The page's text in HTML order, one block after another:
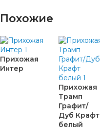
Похожие
Прихожая
Интер
Прихожая
Трамп
Графит/
Дуб Крафт
белый